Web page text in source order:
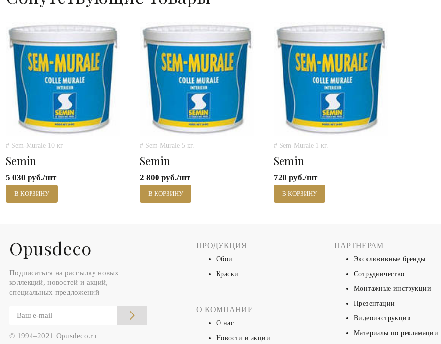
# Sem-Murale 10 кг.
Semin
5 030 руб./шт
В КОРЗИНУ
# Sem-Murale 5 кг.
Semin
2 800 руб./шт
В КОРЗИНУ
# Sem-Murale 1 кг.
Semin
720 руб./шт
В КОРЗИНУ
Оpusdeco
Подписаться на рассылку новых
коллекций, новостей и акций,
специальных предложений
© 1994–2021 Opusdeco.ru
ПРОДУКЦИЯ
Обои
Краски
О КОМПАНИИ
О нас
Новости и акции
ПАРТНЕРАМ
Эксклюзивные бренды
Сотрудничество
Монтажные инструкции
Презентации
Видеоинструкции
Материалы по рекламации